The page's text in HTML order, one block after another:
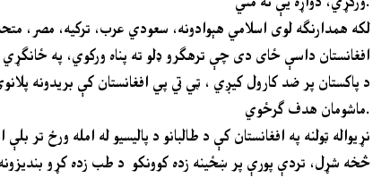
لکه همدارنګه لوی اسلامي هېوادونه، سعودي عرب، ترکيه، مصر،
افغانستان داسې ځای دی چې ترهګرو ډلو ته پناه ورکوي، په
د پاکستان پر ضد کارول کیږي ، ټي تي پي افغانستان کې بریدونه
ماشومان هدف ګرځوي.
نړيواله ټولنه په افغانستان کې د طالبانو د پاليسيو له امله ورځ تر
څخه شړل، تردې پورې پر ښځینه زده کوونکو د طب زده کړو